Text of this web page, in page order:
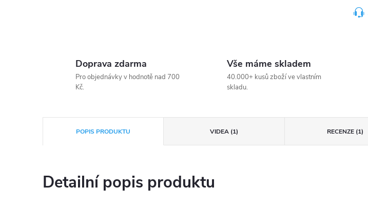
Doprava zdarma
Pro objednávky v hodnotě nad 700
Kč.
Vše máme skladem
40.000+ kusů zboží ve vlastním
skladu.
POPIS PRODUKTU VIDEA (1) RECENZE (1)
Detailní popis produktu